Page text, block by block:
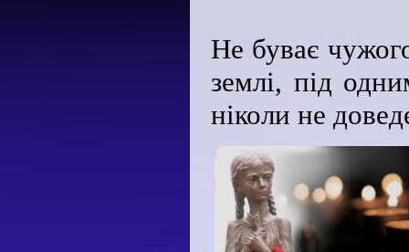
Не буває
землі, під
ніколи не